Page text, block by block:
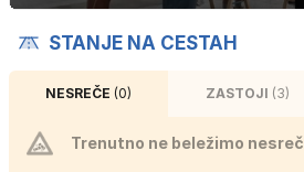
STANJE NA CESTAH
NESREČE (0) ZASTOJI (3)
Trenutno ne beležimo nesreč